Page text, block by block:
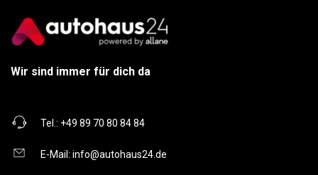
Wir sind immer für dich da
Tel.: +49 89 70 80 84 84
E-Mail: info@autohaus24.de